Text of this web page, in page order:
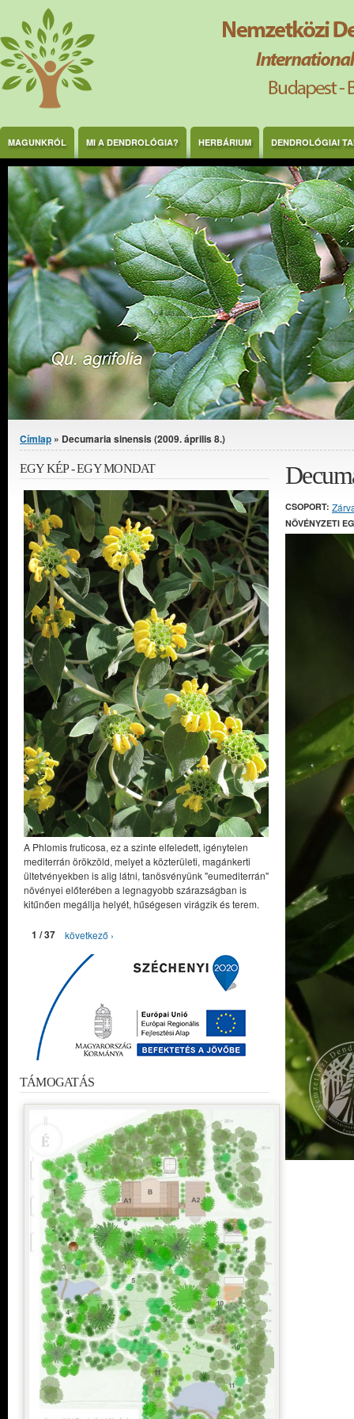
Ugrás a tartalomra
MAGUNKRÓL MI A DENDROLÓGIA? HERBÁRIUM DENDROLÓGIAI
Jelenlegi hely
Címlap » Decumaria sinensis (2009. április 8.)
CSOPORT:
NÖVÉNYZETI
EGY KÉP - EGY MONDAT
A Phlomis fruticosa, ez a szinte elfeledett, igénytelen
mediterrán örökzöld, melyet a közterületi, magánkerti
ültetvényekben is alig látni, tanösvényünk "eumediterrán"
növényei előterében a legnagyobb szárazságban is
kitűnően megállja helyét, hűségesen virágzik és terem.
1 / 37 következő ›
TÁMOGATÁS